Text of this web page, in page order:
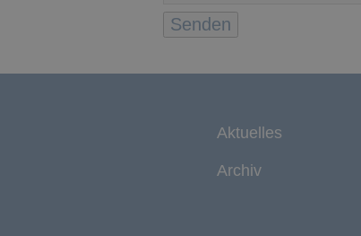
Aktuelles
Archiv